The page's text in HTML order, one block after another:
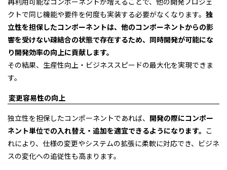
クトで同じ機能や要件を何度も実装する必要がなくなります。 独
立性を担保したコンポーネントは、他のコンポーネントからの影
響を受けない疎結合の状態で存在するため、同時開発が可能にな
り開発効率の向上に貢献します。
その結果、生産性向上・ビジネススピードの最大化を実現できま
す。
変更容易性の向上
独立性を担保したコンポーネントであれば、 開発の際にコンポー
ネント単位での入れ替え・追加を適宜できるようになります。 こ
れにより、仕様の変更やシステムの拡張に柔軟に対応でき、ビジネ
スの変化への追従性も高まります。